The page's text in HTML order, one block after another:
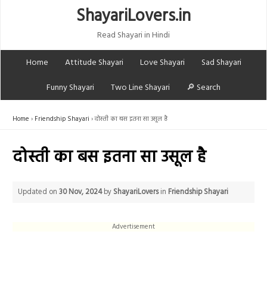
ShayariLovers.in
Read Shayari in Hindi
Home
Attitude Shayari Love Shayari
Sad Shayari
Funny Shayari
Two Line Shayari 🔎 Search
Home Friendship Shayari दोस्ती का बस इतना सा उसूल है
दोस्ती का बस इतना सा उसूल है
Updated on30 Nov, 2024by ShayariLoversin Friendship Shayari
Advertisement